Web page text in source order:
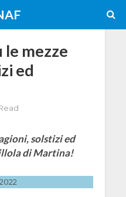
le mezze
ed
solstizi ed
di Martina!